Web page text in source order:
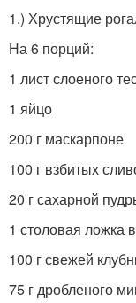
1.) Хрустящие
На 6 порций:
1 лист слоеного
1 яйцо
200 г маскарпоне
100 г взбитых
20 г сахарной
1 столовая ложка
100 г свежей
75 г дробленого